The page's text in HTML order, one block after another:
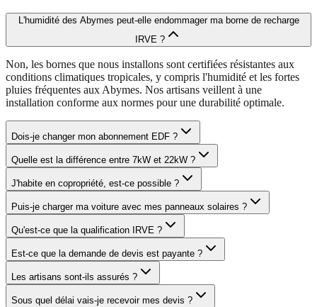
L'humidité des Abymes peut-elle endommager ma borne de recharge
IRVE ?
Non, les bornes que nous installons sont certifiées résistantes aux
conditions climatiques tropicales, y compris l'humidité et les fortes
pluies fréquentes aux Abymes. Nos artisans veillent à une
installation conforme aux normes pour une durabilité optimale.
Dois-je changer mon abonnement EDF ?
Quelle est la différence entre 7kW et 22kW ?
J'habite en copropriété, est-ce possible ?
Puis-je charger ma voiture avec mes panneaux solaires ?
Qu'est-ce que la qualification IRVE ?
Est-ce que la demande de devis est payante ?
Les artisans sont-ils assurés ?
Sous quel délai vais-je recevoir mes devis ?